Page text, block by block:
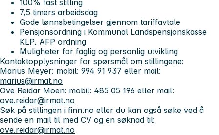
100% fast stilling
7,5 timers arbeidsdag
Gode lønnsbetingelser gjennom tariffavtale
Pensjonsordning i Kommunal Landspensjonskasse
KLP, AFP ordning
Muligheter for faglig og personlig utvikling
Kontaktopplysninger for spørsmål om stillingene:
Marius Meyer: mobil: 994 91 937 eller mail:
marius@irmat.no
Ove Reidar Moen: mobil: 485 05 196 eller mail:
ove.reidar@irmat.no
Søk på stillingen i finn.no eller du kan også søke ved å
sende en mail til med CV og en søknad til:
ove.reidar@irmat.no